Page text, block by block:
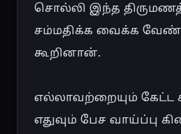
சொல்லி இந்த
சம்மதிக்க வைக்க
கூறினான்.
எல்லாவற்றையும் கேட்ட
எதுவும் பேச வாய்ப்பு